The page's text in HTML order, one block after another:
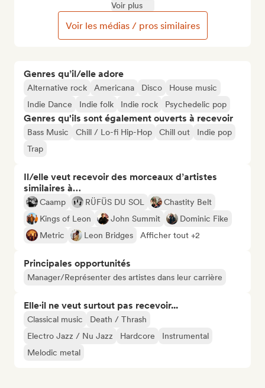
Genres qu’il/elle adore
Alternative rock Americana Disco
House music
Indie Dance
Indie folk Indie rock Psychedelic pop
Genres qu'ils sont également ouverts à recevoir
Bass Music Chill / Lo-fi Hip-Hop Chill out
Indie pop
Trap
Il/elle veut recevoir des morceaux d’artistes
similaires à…
Caamp RÜFÜS DU SOL
Chastity Belt
Kings of Leon
John Summit
Dominic Fike
Metric
Leon Bridges Afficher tout +2
Principales opportunités
Manager/Représenter des artistes dans leur carrière
Elle·il ne veut surtout pas recevoir...
Classical music
Death / Thrash
Electro Jazz / Nu Jazz
Hardcore
Instrumental
Melodic metal
Voir plus
Voir les médias / pros similaires